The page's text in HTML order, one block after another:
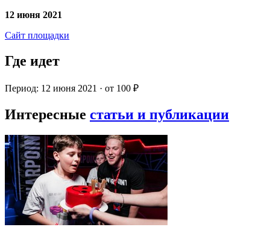
12 июня 2021
Сайт площадки
Где идет
Период: 12 июня 2021 · от 100 ₽
Интересные статьи и публикации